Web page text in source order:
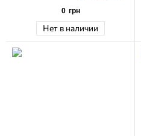
0 грн
Нет в наличии